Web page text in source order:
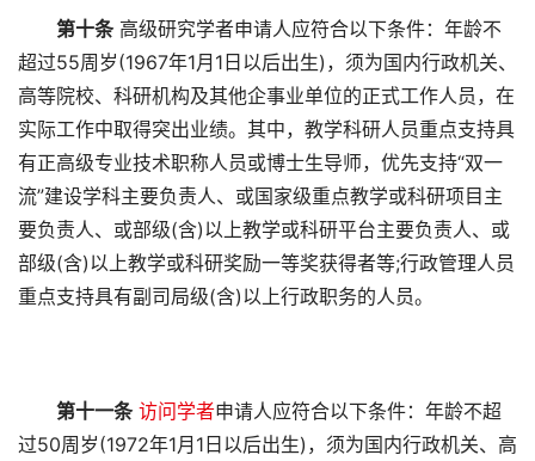
第十条高级研究学者申请人应符合以下条件：年龄不
超过55周岁(1967年1月1日以后出生)，须为国内行政机关、
高等院校、科研机构及其他企事业单位的正式工作人员，在
实际工作中取得突出业绩。其中，教学科研人员重点支持具
有正高级专业技术职称人员或博士生导师，优先支持“双一
流”建设学科主要负责人、或国家级重点教学或科研项目主
要负责人、或部级(含)以上教学或科研平台主要负责人、或
部级(含)以上教学或科研奖励一等奖获得者等;行政管理人员
重点支持具有副司局级(含)以上行政职务的人员。
第十一条 访问学者申请人应符合以下条件：年龄不超
过50周岁(1972年1月1日以后出生)，须为国内行政机关、高